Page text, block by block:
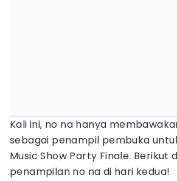
Kali ini, no na hanya
sebagai penampil pembuka
Music Show Party Finale.
penampilan no na di hari kedua!